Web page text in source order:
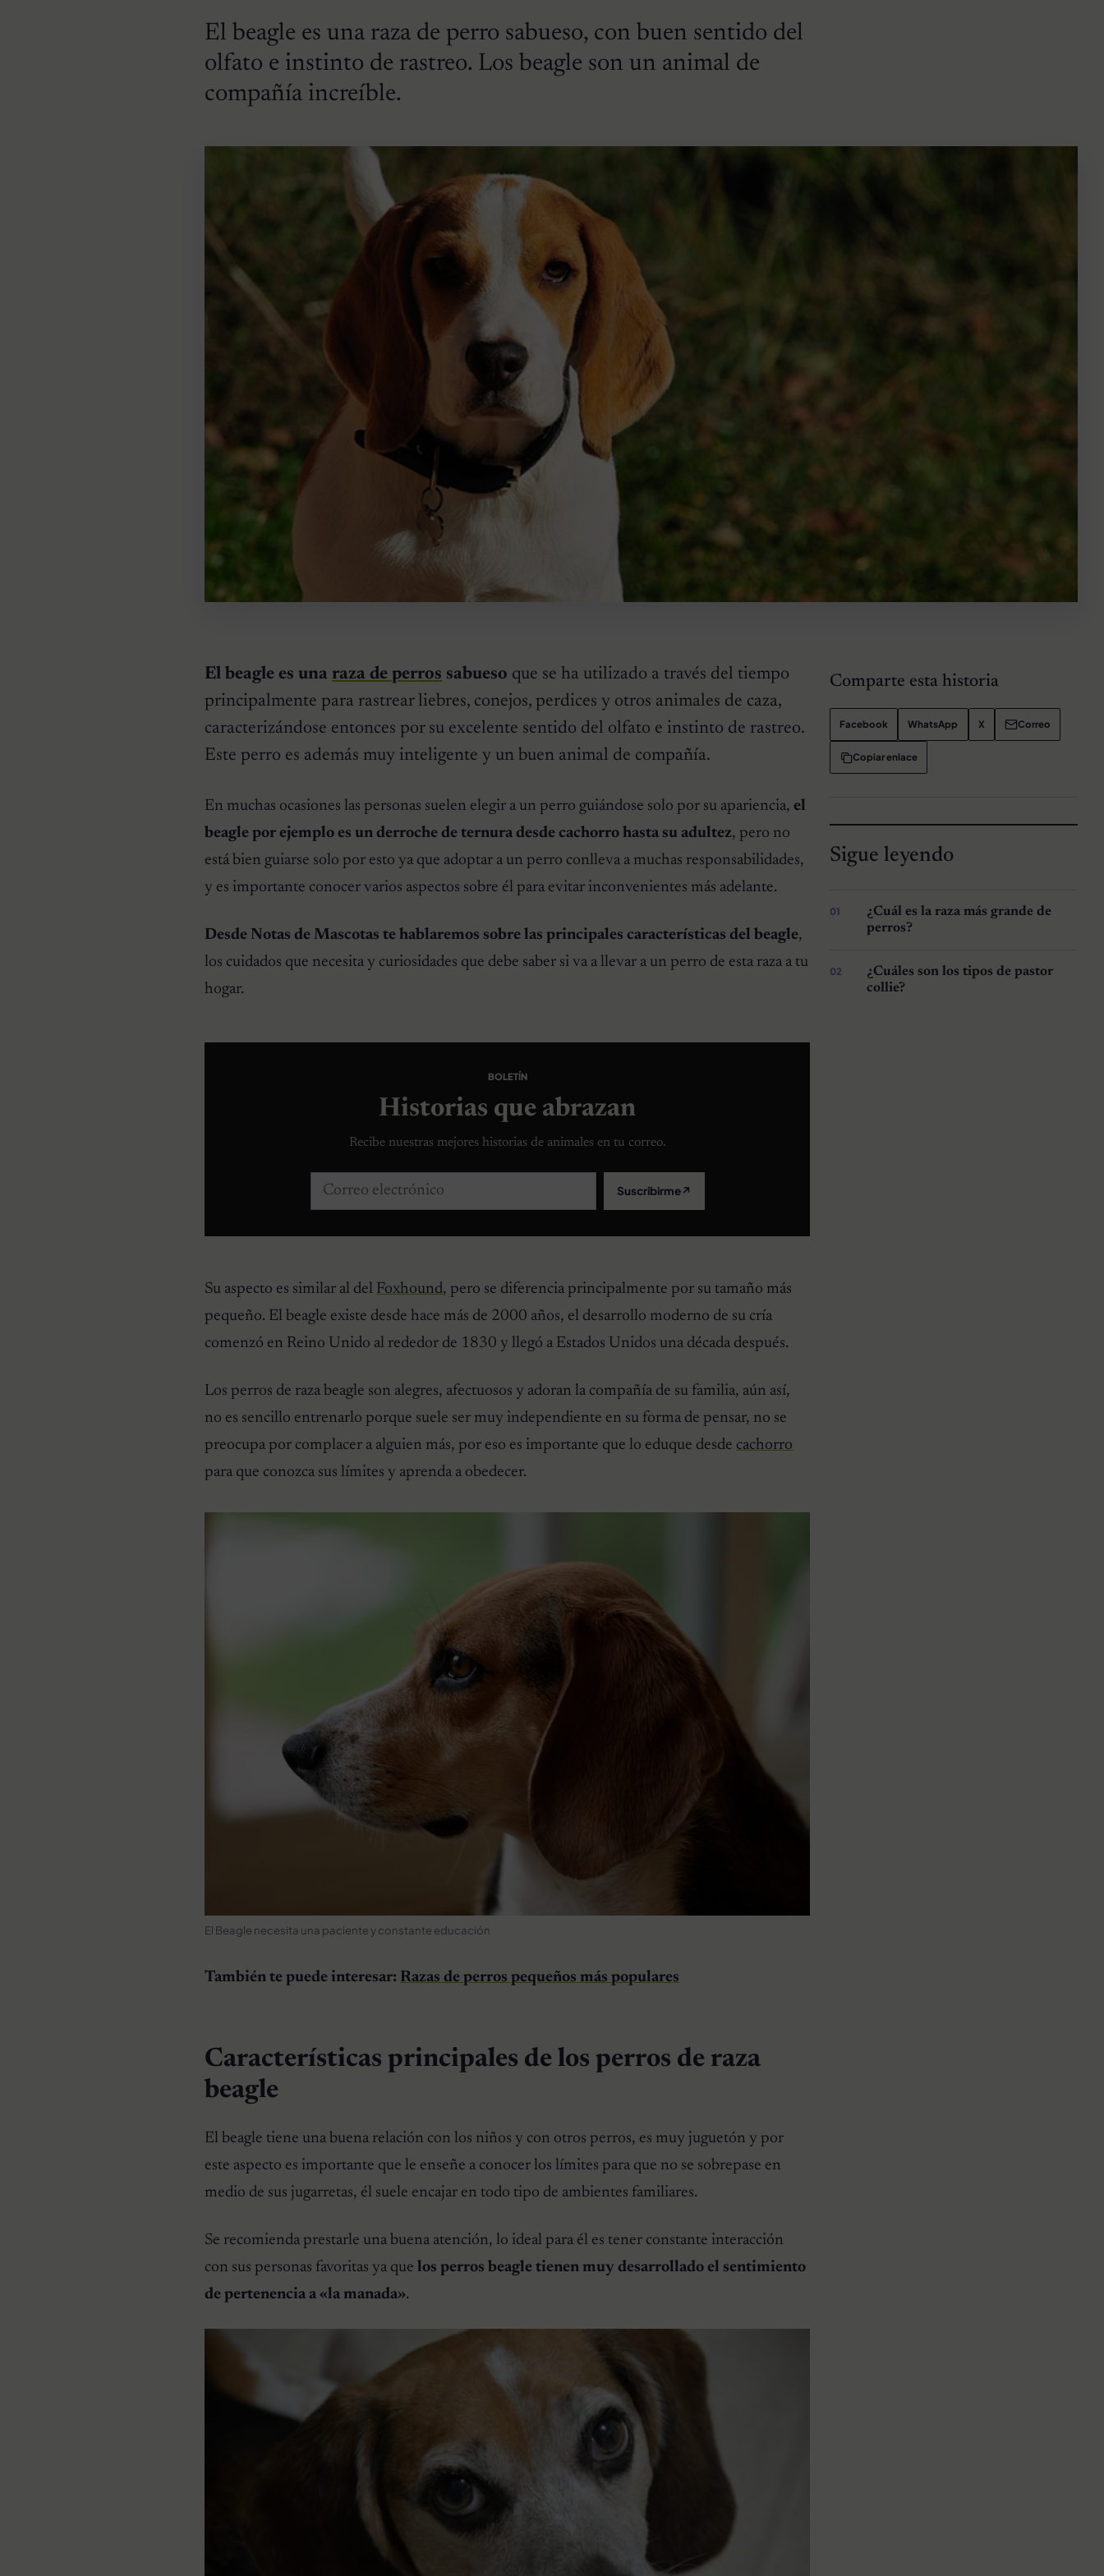
El beagle es una raza de perro sabueso, con buen sentido del
olfato e instinto de rastreo. Los beagle son un animal de
compañía increíble.
El beagle es una raza de perros sabueso que se ha utilizado a través del tiempo
principalmente para rastrear liebres, conejos, perdices y otros animales de caza,
caracterizándose entonces por su excelente sentido del olfato e instinto de rastreo.
Este perro es además muy inteligente y un buen animal de compañía.
En muchas ocasiones las personas suelen elegir a un perro guiándose solo por su apariencia,el
beagle por ejemplo es un derroche de ternura desde cachorro hasta su adultez, pero no
está bien guiarse solo por esto ya que adoptar a un perro conlleva a muchas responsabilidades,
y es importante conocer varios aspectos sobre él para evitar inconvenientes más adelante.
Desde Notas de Mascotas te hablaremos sobre las principales características del beagle,
los cuidados que necesita y curiosidades que debe saber si va a llevar a un perro de esta raza a tu
hogar.
BOLETÍN
Historias que abrazan
Recibe nuestras mejores historias de animales en tu correo.
Correo electrónico Suscribirme↗
Su aspecto es similar al del Foxhound, pero se diferencia principalmente por su tamaño más
pequeño. El beagle existe desde hace más de 2000 años, el desarrollo moderno de su cría
comenzó en Reino Unido al rededor de 1830 y llegó a Estados Unidos una década después.
Los perros de raza beagle son alegres, afectuosos y adoran la compañía de su familia, aún así,
no es sencillo entrenarlo porque suele ser muy independiente en su forma de pensar, no se
preocupa por complacer a alguien más, por eso es importante que lo eduque desde cachorro
para que conozca sus límites y aprenda a obedecer.
El Beagle necesita una paciente y constante educación
También te puede interesar: Razas de perros pequeños más populares
Características principales de los perros de raza
beagle
El beagle tiene una buena relación con los niños y con otros perros, es muy juguetón y por
este aspecto es importante que le enseñe a conocer los límites para que no se sobrepase en
medio de sus jugarretas, él suele encajar en todo tipo de ambientes familiares.
Se recomienda prestarle una buena atención, lo ideal para él es tener constante interacción
con sus personas favoritas ya quelos perros beagle tienen muy desarrollado el sentimiento
de pertenencia a «la manada».
Comparte esta historia
Facebook WhatsApp X Correo
Copiar enlace
Sigue leyendo
¿Cuál es la raza más grande de
perros?
¿Cuáles son los tipos de pastor
collie?